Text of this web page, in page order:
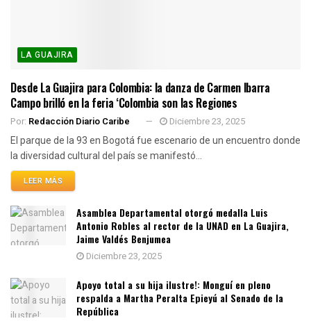
LA GUAJIRA
Desde La Guajira para Colombia: la danza de Carmen Ibarra
Campo brilló en la feria ‘Colombia son las Regiones
Por: Redacción Diario Caribe Diciembre 23, 2025
El parque de la 93 en Bogotá fue escenario de un encuentro donde
la diversidad cultural del país se manifestó...
LEER MÁS
Asamblea Departamental otorgó medalla Luis
Antonio Robles al rector de la UNAD en La Guajira,
Jaime Valdés Benjumea
Diciembre 23, 2025
Apoyo total a su hija ilustre!: Monguí en pleno
respalda a Martha Peralta Epieyú al Senado de la
República